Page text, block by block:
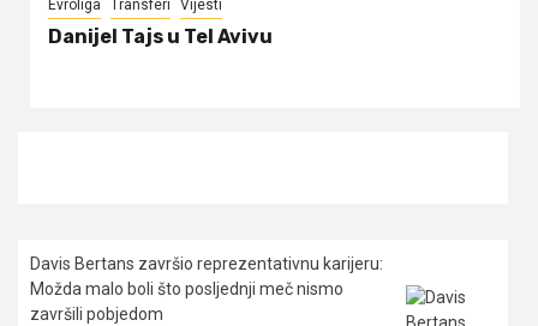
Evroliga Transferi Vijesti
Danijel Tajs u Tel Avivu
Davis Bertans završio reprezentativnu karijeru:
Možda malo boli što posljednji meč nismo
završili pobjedom